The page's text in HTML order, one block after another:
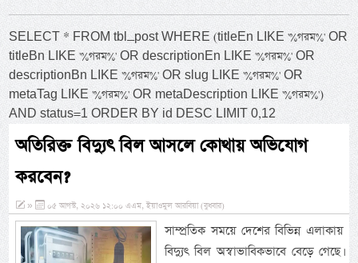
SELECT * FROM tbl_post WHERE (titleEn LIKE '%গরম%' OR
titleBn LIKE '%গরম%' OR descriptionEn LIKE '%গরম%' OR
descriptionBn LIKE '%গরম%' OR slug LIKE '%গরম%' OR
metaTag LIKE '%গরম%' OR metaDescription LIKE '%গরম%')
AND status=1 ORDER BY id DESC LIMIT 0,12
অতিরিক্ত বিদ্যুৎ বিল আসলে কোথায় অভিযোগ
করবেন?
» ০৫ আগস্ট, ২০২৬ ১২:০০ এএম, ইয়াওমুল আরবিয়া (বুধবার)
সাম্প্রতিক সময়ে দেশের বিভিন্ন এলাকায়
বিদ্যুৎ বিল অস্বাভাবিকভাবে বেড়ে গেছে।